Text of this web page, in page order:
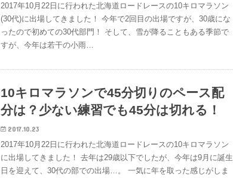
2017年10月22日に行われた北海道ロードレースの10キロマラソン
(30代)に出場してきました！ 今年で2回目の出場ですが、30歳にな
ったので初めての30代部門！ そして、雪が降ることもある季節で
すが、今年は若干の小雨…
10キロマラソンで45分切りのペース配
分は？少ない練習でも45分は切れる！
2017.10.23
2017年10月22日に行われた北海道ロードレースの10キロマラソン
に出場してきました！ 去年は29歳以下でしたが、今年は9月に誕生
日を迎えて、30代の部での出場…。 一気に年を取った感じがしま